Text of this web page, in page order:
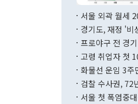
서울 외곽 월세
경기도, 재정 '비
프로야구 전 경
고령 취업자 첫
화물선 운임 3주
검찰 수사권, 72
서울 첫 폭염중